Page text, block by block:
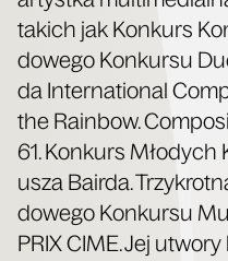
takich jak Kon­kurs
do­we­go Kon­kur­su
da Inter­na­tio­nal
the Rain­bow.
61. Kon­kurs
usza Bair­da.
do­we­go Kon­kur­su
PRIX CIME. Jej